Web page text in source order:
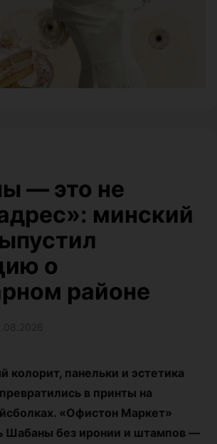
— это не
минский
о
районе
колорит, панельки и эстетика
в принты на
«Офистон Маркет»
Шабаны без иронии и штампов —